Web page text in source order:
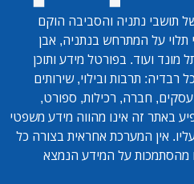
תושבי נתניה והסביבה הוקם
תלוי על המתרחש בנתניה, אבן
מונד ועוד. בפורטל מידע ותוכן
תרבות ובילוי, שירותים
עסקים, חברה, רכילות, ספורט,
באתר זה אינו מהווה מידע משפטי
אין המערכת אחראית בצורה כל
מהסתמכות על המידע הנמצא